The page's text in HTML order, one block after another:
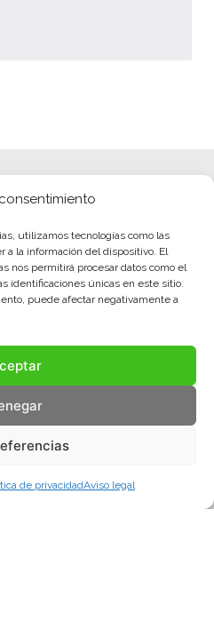
utilizamos tecnologías como las
a la información del dispositivo. El
nos permitirá procesar datos como el
identificaciones únicas en este sitio.
puede afectar negativamente a
de privacidadAviso legal